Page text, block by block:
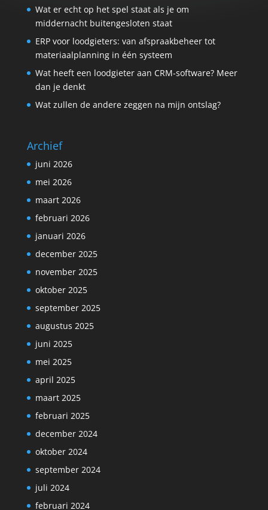
Wat er echt op het spel staat als je om
middernacht buitengesloten staat
ERP voor loodgieters: van afspraakbeheer tot
materiaalplanning in één systeem
Wat heeft een loodgieter aan CRM-software? Meer
dan je denkt
Wat zullen de andere zeggen na mijn ontslag?
Archief
juni 2026
mei 2026
maart 2026
februari 2026
januari 2026
december 2025
november 2025
oktober 2025
september 2025
augustus 2025
juni 2025
mei 2025
april 2025
maart 2025
februari 2025
december 2024
oktober 2024
september 2024
juli 2024
februari 2024